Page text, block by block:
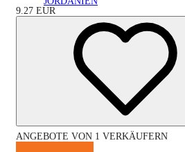
9.27 EUR
ANGEBOTE VON 1 VERKÄUFERN